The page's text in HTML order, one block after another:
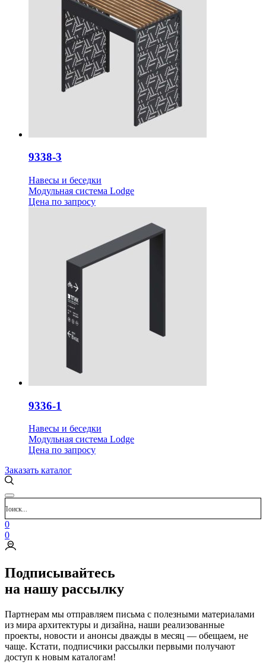
9338-3
Навесы и беседки
Модульная система Lodge
Цена по запросу
9336-1
Навесы и беседки
Модульная система Lodge
Цена по запросу
Заказать каталог
0
0
Подписывайтесь
на нашу рассылку
Партнерам мы отправляем письма с полезными материалами
из мира архитектуры и дизайна, наши реализованные
проекты, новости и анонсы дважды в месяц — обещаем, не
чаще. Кстати, подписчики рассылки первыми получают
доступ к новым каталогам!